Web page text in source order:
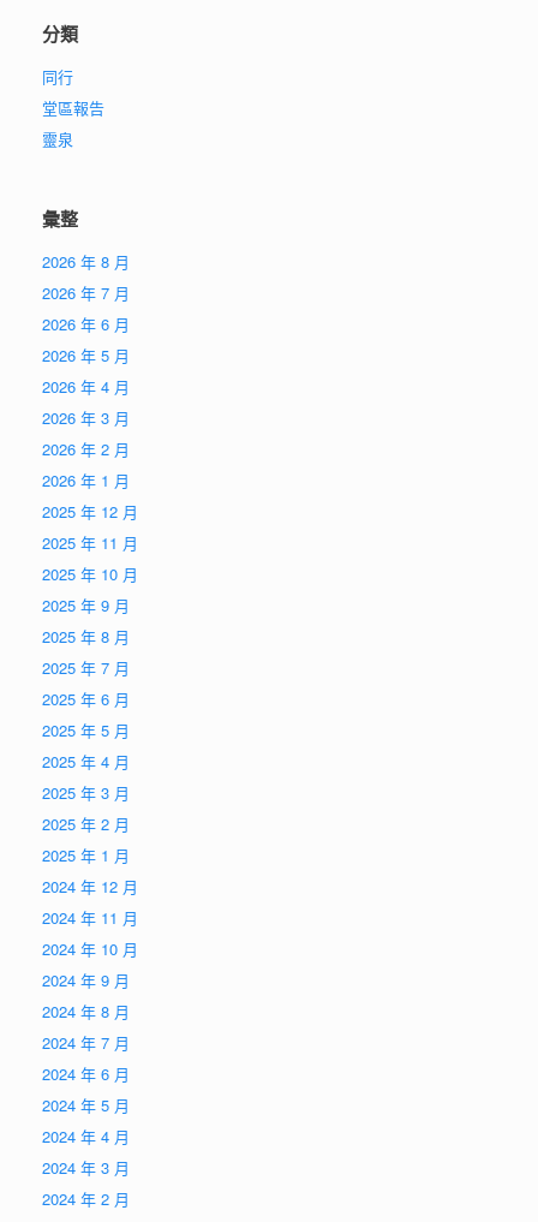
分類
同行
堂區報告
靈泉
彙整
2026 年 8 月
2026 年 7 月
2026 年 6 月
2026 年 5 月
2026 年 4 月
2026 年 3 月
2026 年 2 月
2026 年 1 月
2025 年 12 月
2025 年 11 月
2025 年 10 月
2025 年 9 月
2025 年 8 月
2025 年 7 月
2025 年 6 月
2025 年 5 月
2025 年 4 月
2025 年 3 月
2025 年 2 月
2025 年 1 月
2024 年 12 月
2024 年 11 月
2024 年 10 月
2024 年 9 月
2024 年 8 月
2024 年 7 月
2024 年 6 月
2024 年 5 月
2024 年 4 月
2024 年 3 月
2024 年 2 月